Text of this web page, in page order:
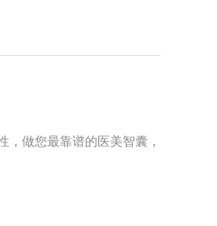
做您最靠谱的医美智囊，